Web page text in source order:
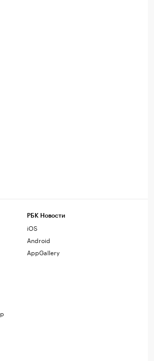
РБК Новости
iOS
Android
AppGallery